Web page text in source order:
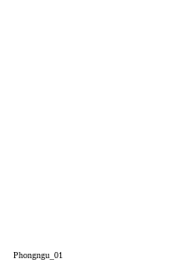
Phongngu_01